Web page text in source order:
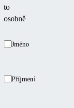
to
osobně
Jméno
Příjmení